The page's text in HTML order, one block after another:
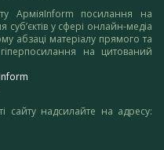
АрміяInform посилання на
суб’єктів у сфері онлайн-медіа
абзаці матеріалу прямого та
на цитований
сайту надсилайте на адресу: